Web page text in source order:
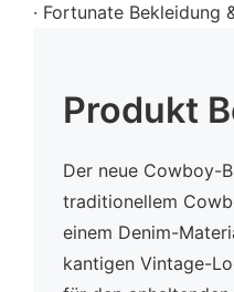
· Fortunate Bekleidung
Produkt
Der neue Cowboy-
traditionellem
einem Denim-
kantigen Vintage-